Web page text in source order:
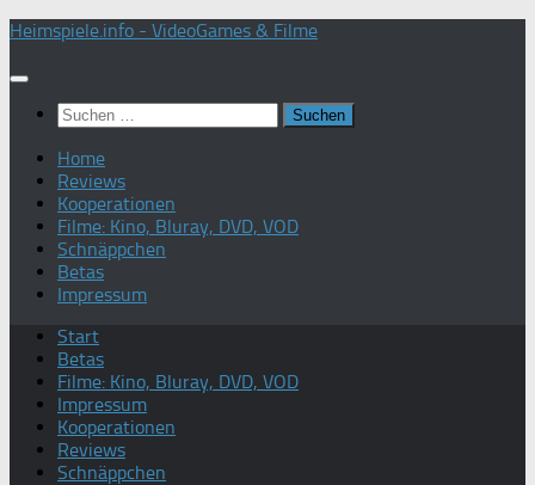
Zum
springen
Heimspiele.info - VideoGames & Filme
Suchen
nach:
Home
Reviews
Kooperationen
Filme: Kino, Bluray, DVD, VOD
Schnäppchen
Betas
Impressum
Start
Betas
Filme: Kino, Bluray, DVD, VOD
Impressum
Kooperationen
Reviews
Schnäppchen